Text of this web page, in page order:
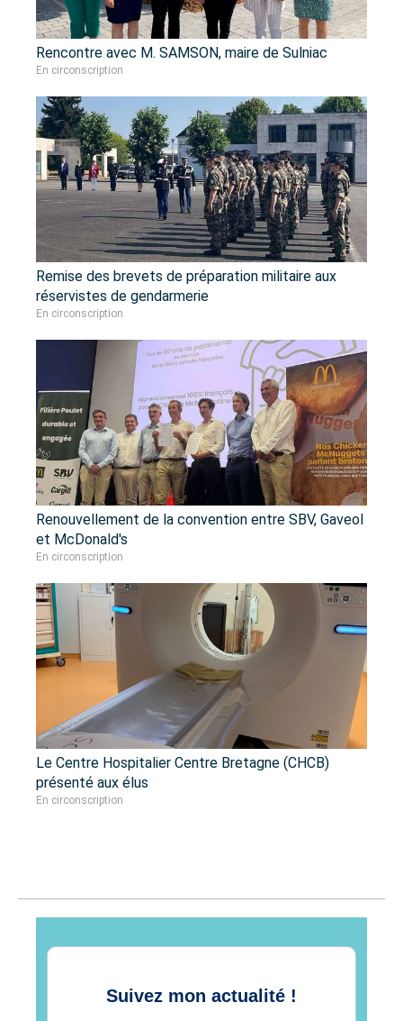
Rencontre avec M. SAMSON, maire de Sulniac
En circonscription
Remise des brevets de préparation militaire aux
réservistes de gendarmerie
En circonscription
Renouvellement de la convention entre SBV, Gaveol
et McDonald's
En circonscription
Le Centre Hospitalier Centre Bretagne (CHCB)
présenté aux élus
En circonscription
Suivez mon actualité !